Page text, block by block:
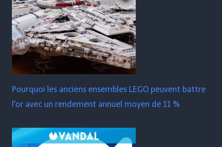
Pourquoi les anciens ensembles LEGO peuvent battre
l'or avec un rendement annuel moyen de 11 %